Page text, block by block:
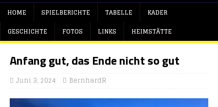
HOME SPIELBERICHTE TABELLE
KADER
GESCHICHTE
FOTOS LINKS HEIMSTÄTTE
Anfang gut, das Ende nicht so gut
Juni 3, 2024 BernhardR